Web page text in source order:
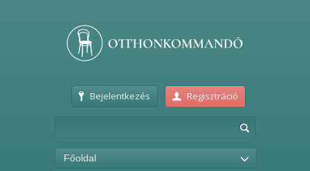
Bejelentkezés Regisztráció
Főoldal